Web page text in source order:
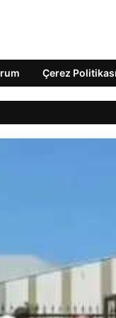
Çerez